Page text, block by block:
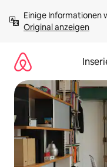
Inhalten
springenOriginal anzeigen